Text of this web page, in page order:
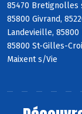
85470 Bretignolles
85800 Givrand,
Landevieille,
85800 St-Gilles-
Maixent s/Vie